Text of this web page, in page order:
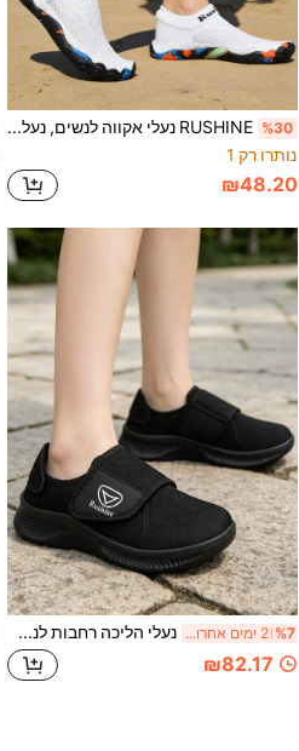
%30
RUSHINE נעלי אקווה לנשים, נעלי צלילה יחפות עם חמש אצבעות לחוף הים, נעלי טרקים לספורט ימי, נעלי יוגה לחדר כושר, נעלי ריצה וקפיצה בחבל אימון, נעליים שטוחות רב תכליתיות, נעלי מים לחוץ, נעליים שטוחות לטיולים במידות גדולות עם חמש אצבעות
נותרו רק 1
₪48.20
%7 2 ימים אחרונים נעלי הליכה רחבות לנשים עם סגירת וולקרו לשיקום, בד אלסטי נושם, סוליה רכה, נגד החלקה, נוחות לעמידה ממושכת, נעלי הליכה לגיל העמידה ולקשישים
₪82.17